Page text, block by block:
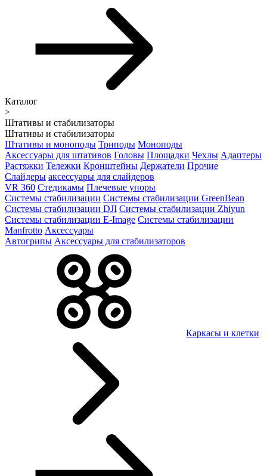
Каталог
>
Штативы и стабилизаторы
Штативы и стабилизаторы
Штативы и моноподы Триподы Моноподы
Аксессуары для штативов Головы Площадки Чехлы Адаптеры
Растяжки Тележки Кронштейны Держатели Прочие
Слайдеры аксессуары для слайдеров
VR 360 Стедикамы Плечевые упоры
Системы стабилизации Системы стабилизации GreenBean
Системы стабилизации DJI Системы стабилизации Zhiyun
Системы стабилизации E-Image Системы стабилизации
Manfrotto Аксессуары
Автогрипы Аксессуары для стабилизаторов
Каркасы и клетки